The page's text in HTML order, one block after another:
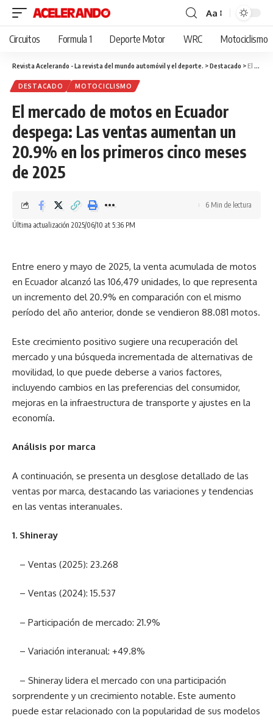
Cambiar
tamaño
fuente
Aa
Circuitos Formula 1 Deporte Motor WRC Motociclismo
Revista Acelerando - La revista del mundo automóvil y el deporte. >Destacado >El mercado de motos en Ecuador despega: Las ventas aumentan un 20.9% en los primeros cinco meses de 2025
DESTACADO MOTOCICLISMO
El mercado de motos en Ecuador
despega: Las ventas aumentan un
20.9% en los primeros cinco meses
de 2025
Última actualización 2025/06/10 at 5:36 PM
6 Min de lectura
Entre enero y mayo de 2025, la venta acumulada de motos
en Ecuador alcanzó las 106,479 unidades, lo que representa
un incremento del 20.9% en comparación con el mismo
período del año anterior, donde se vendieron 88.081 motos.
Este crecimiento positivo sugiere una recuperación del
mercado y una búsqueda incrementada de alternativas de
movilidad, lo que puede deberse a varios factores,
incluyendo cambios en las preferencias del consumidor,
mejoras en la infraestructura de transporte y ajustes en la
economía.
Análisis por marca
A continuación, se presenta un desglose detallado de las
ventas por marca, destacando las variaciones y tendencias
en las ventas interanuales.
1. Shineray
– Ventas (2025): 23.268
– Ventas (2024): 15.537
– Participación de mercado: 21.9%
– Variación interanual: +49.8%
– Shineray lidera el mercado con una participación
sorprendente y un crecimiento notable. Este aumento
puede estar relacionado con la popularidad de sus modelos